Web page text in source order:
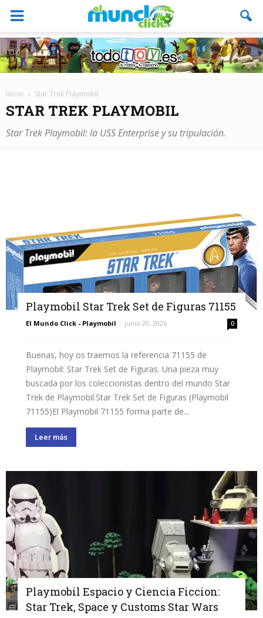
Inicio Star Trek Playmobil
STAR TREK PLAYMOBIL
Star Trek Playmobil: la USS Enterprise y su tripulación.
Playmobil Star Trek Set de Figuras 71155
El Mundo Click - Playmobil - junio 20, 2026 0
Buenas, hoy os traemos la referencia 71155 de
Playmobil: Star Trek Set de Figuras. Una pieza muy
buscada por los coleccionistas dentro del mundo Star
Trek de Playmobil.Star Trek Set de Figuras (Playmobil
71155)El Playmobil 71155 forma parte de...
Leer más
Playmobil Espacio y Ciencia Ficcion:
Star Trek, Space y Customs Star Wars